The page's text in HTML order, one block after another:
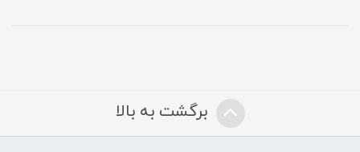
برگشت به بالا